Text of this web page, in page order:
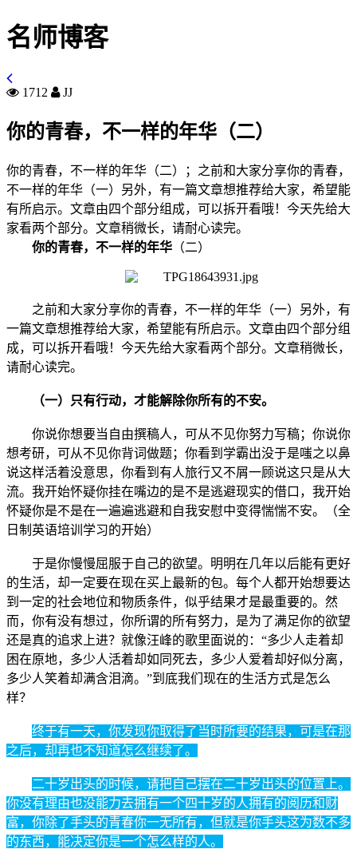
名师博客
1712 JJ
你的青春，不一样的年华（二）
你的青春，不一样的年华（二）；之前和大家分享你的青春，
不一样的年华​（一）另外，有一篇文章想推荐给大家，希望能
有所启示。文章由四个部分组成，可以拆开看哦！今天先给大
家看两个部分。文章稍微长，请耐心读完。
你的青春，不一样的年华 （二）
之前和大家分享你的青春，不一样的年华（一）另外，有
一篇文章想推荐给大家，希望能有所启示。文章由四个部分组
成，可以拆开看哦！今天先给大家看两个部分。文章稍微长，
请耐心读完。
（一）只有行动，才能解除你所有的不安。
你说你想要当自由撰稿人，可从不见你努力写稿；你说你
想考研，可从不见你背词做题；你看到学霸出没于是嗤之以鼻
说这样活着没意思，你看到有人旅行又不屑一顾说这只是从大
流。我开始怀疑你挂在嘴边的是不是逃避现实的借口，我开始
怀疑你是不是在一遍遍逃避和自我安慰中变得惴惴不安。（全
日制英语培训学习的开始）
于是你慢慢屈服于自己的欲望。明明在几年以后能有更好
的生活，却一定要在现在买上最新的包。每个人都开始想要达
到一定的社会地位和物质条件，似乎结果才是最重要的。然
而，你有没有想过，你所谓的所有努力，是为了满足你的欲望
还是真的追求上进？就像汪峰的歌里面说的：“多少人走着却
困在原地，多少人活着却如同死去，多少人爱着却好似分离，
多少人笑着却满含泪滴。”到底我们现在的生活方式是怎么
样？
终于有一天，你发现你取得了当时所要的结果，可是在那
之后，却再也不知道怎么继续了。
二十岁出头的时候，请把自己摆在二十岁出头的位置上。
你没有理由也没能力去拥有一个四十岁的人拥有的阅历和财
富，你除了手头的青春你一无所有，但就是你手头这为数不多
的东西，能决定你是一个怎么样的人。